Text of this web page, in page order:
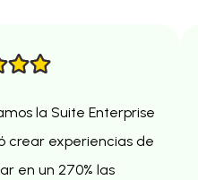
la Suite Enterprise
crear experiencias de
en un 270% las